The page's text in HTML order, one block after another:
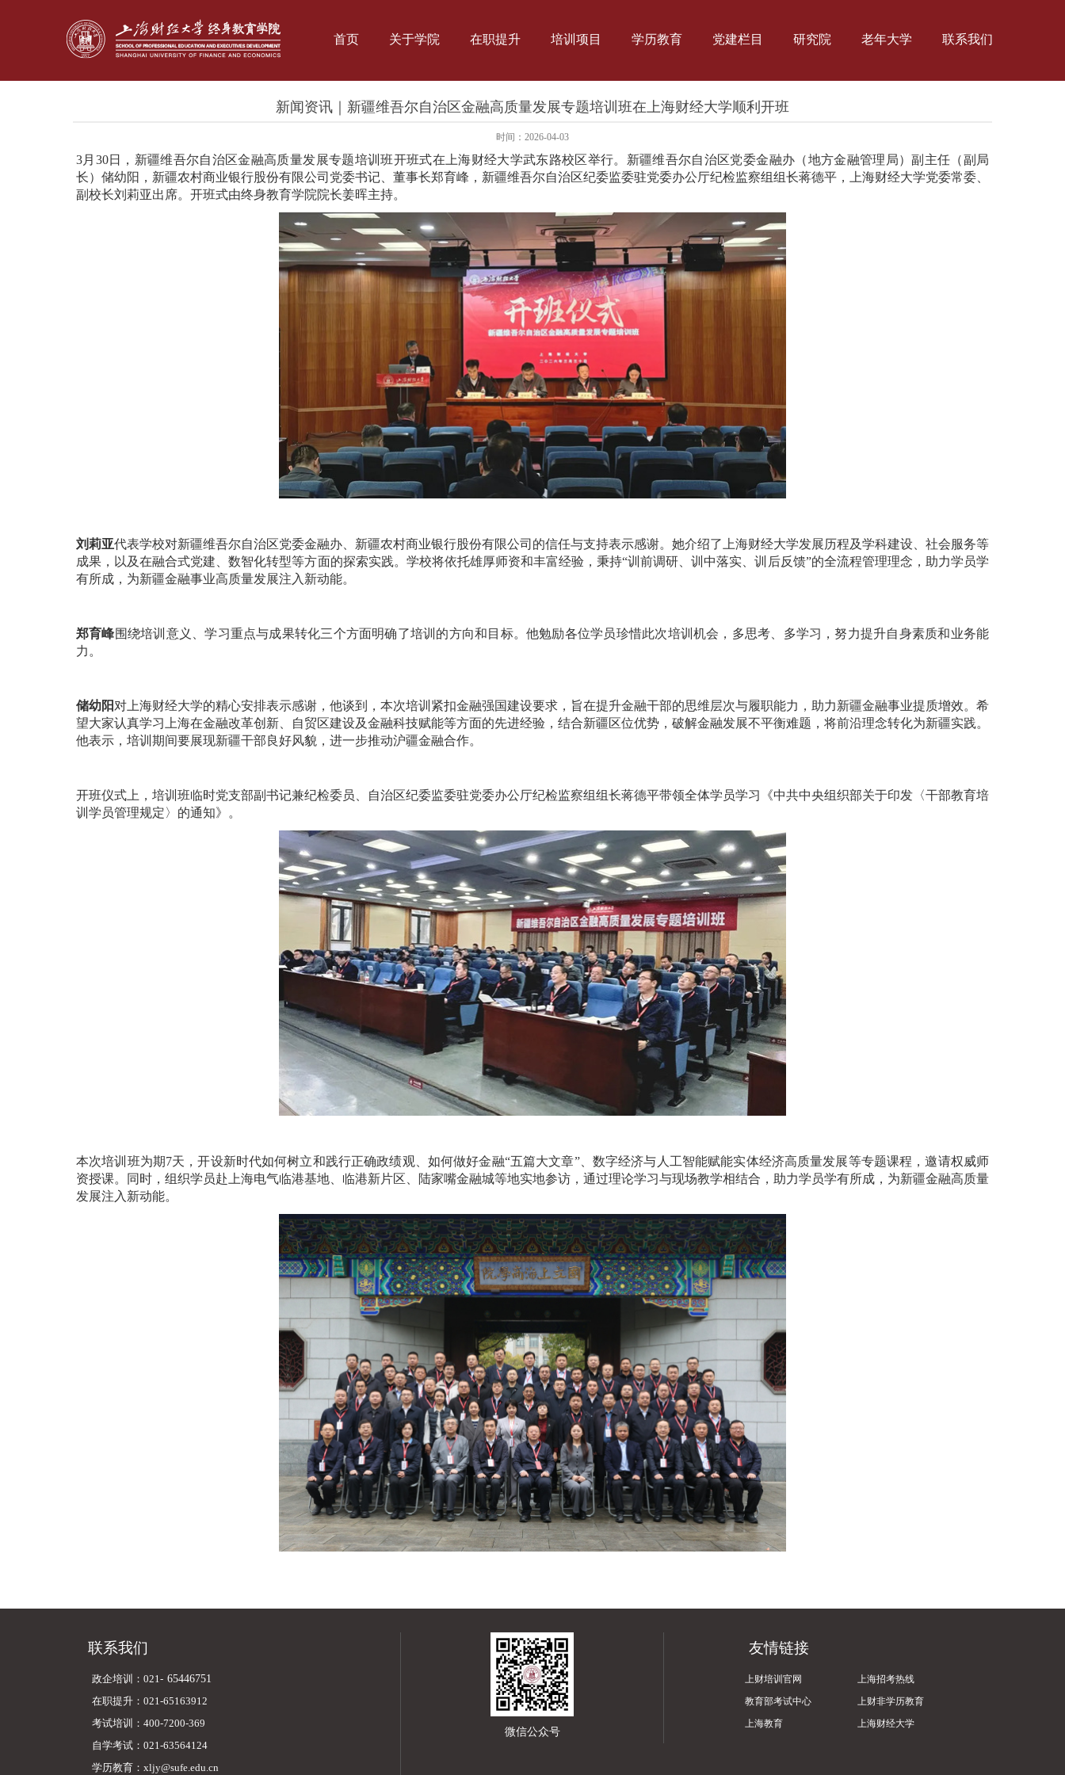
首页 关于学院 在职提升 培训项目 学历教育 党建栏目 研究院 老年大学 联系我们
新闻资讯｜新疆维吾尔自治区金融高质量发展专题培训班在上海财经大学顺利开班
时间：2026-04-03
3月30日，新疆维吾尔自治区金融高质量发展专题培训班开班式在上海财经大学武东路校区举行。新疆维吾尔自治区党委金融办（地方金融管理局）副主任（副局
长）储幼阳，新疆农村商业银行股份有限公司党委书记、董事长郑育峰，新疆维吾尔自治区纪委监委驻党委办公厅纪检监察组组长蒋德平，上海财经大学党委常委、
副校长刘莉亚出席。开班式由终身教育学院院长姜晖主持。
刘莉亚代表学校对新疆维吾尔自治区党委金融办、新疆农村商业银行股份有限公司的信任与支持表示感谢。她介绍了上海财经大学发展历程及学科建设、社会服务等
成果，以及在融合式党建、数智化转型等方面的探索实践。学校将依托雄厚师资和丰富经验，秉持“训前调研、训中落实、训后反馈”的全流程管理理念，助力学员学
有所成，为新疆金融事业高质量发展注入新动能。
郑育峰围绕培训意义、学习重点与成果转化三个方面明确了培训的方向和目标。他勉励各位学员珍惜此次培训机会，多思考、多学习，努力提升自身素质和业务能
力。
储幼阳对上海财经大学的精心安排表示感谢，他谈到，本次培训紧扣金融强国建设要求，旨在提升金融干部的思维层次与履职能力，助力新疆金融事业提质增效。希
望大家认真学习上海在金融改革创新、自贸区建设及金融科技赋能等方面的先进经验，结合新疆区位优势，破解金融发展不平衡难题，将前沿理念转化为新疆实践。
他表示，培训期间要展现新疆干部良好风貌，进一步推动沪疆金融合作。
开班仪式上，培训班临时党支部副书记兼纪检委员、自治区纪委监委驻党委办公厅纪检监察组组长蒋德平带领全体学员学习《中共中央组织部关于印发〈干部教育培
训学员管理规定〉的通知》。
本次培训班为期7天，开设新时代如何树立和践行正确政绩观、如何做好金融“五篇大文章”、数字经济与人工智能赋能实体经济高质量发展等专题课程，邀请权威师
资授课。同时，组织学员赴上海电气临港基地、临港新片区、陆家嘴金融城等地实地参访，通过理论学习与现场教学相结合，助力学员学有所成，为新疆金融高质量
发展注入新动能。
联系我们
政企培训：021- 65446751
在职提升：021-65163912
考试培训：400-7200-369
自学考试：021-63564124
学历教育：xljy@sufe.edu.cn
微信公众号
友情链接
上财培训官网
上海招考热线
教育部考试中心
上财非学历教育
上海教育
上海财经大学